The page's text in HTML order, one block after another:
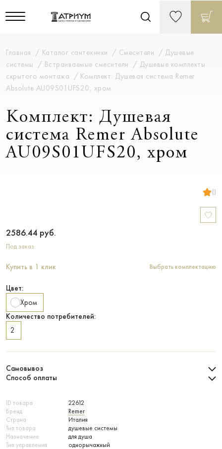
Главная Каталог сантехники Смесители
Душевые
системы
Встраиваемые смесители
Душевые комплекты
скрытого монтажа
Комплект: Душевая система Remer
Absolute AU09S01UFS20, хром
Комплект: Душевая
система Remer Absolute
AU09S01UFS20, хром
()
ID товара
22612
Бренд
Remer
Страна
Италия
Тип товара
душевые системы
Назначение
для душа
Тип управления
однорычажный
2586.44 руб.
Под заказ
Купить в 1 клик Выбрать комплектацию
Цвет:
Хром
Количество потребителей:
2
Самовывоз
Способ оплаты